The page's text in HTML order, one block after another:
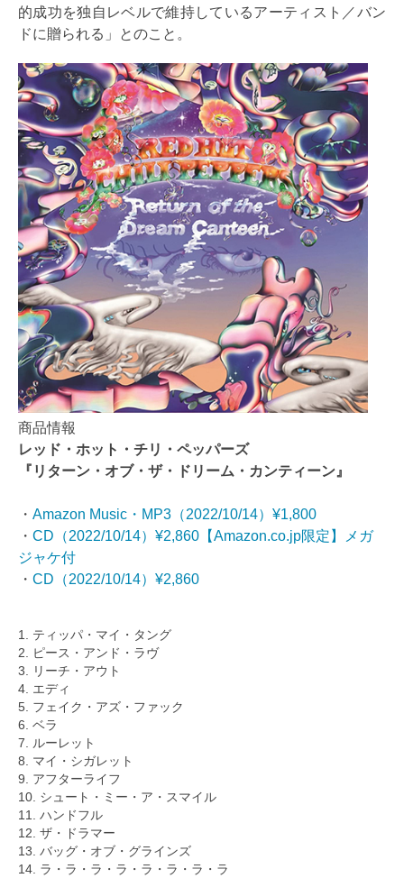
的成功を独自レベルで維持しているアーティスト／バン
ドに贈られる」とのこと。
商品情報
レッド・ホット・チリ・ペッパーズ
『リターン・オブ・ザ・ドリーム・カンティーン』
・ Amazon Music・MP3（2022/10/14）¥1,800
・ CD（2022/10/14）¥2,860【Amazon.co.jp限定】メガ
ジャケ付
・ CD（2022/10/14）¥2,860
1. ティッパ・マイ・タング
2. ピース・アンド・ラヴ
3. リーチ・アウト
4. エディ
5. フェイク・アズ・ファック
6. ベラ
7. ルーレット
8. マイ・シガレット
9. アフターライフ
10. シュート・ミー・ア・スマイル
11. ハンドフル
12. ザ・ドラマー
13. バッグ・オブ・グラインズ
14. ラ・ラ・ラ・ラ・ラ・ラ・ラ・ラ